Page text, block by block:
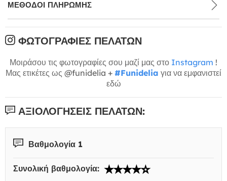
ΜΕΘΌΔΟΙ ΠΛΗΡΩΜΉΣ
ΦΩΤΟΓΡΑΦΊΕΣ ΠΕΛΑΤΏΝ
Μοιράσου τις φωτογραφίες σου μαζί μας στο Instagram !
Μας ετικέτες ως @funidelia + #Funidelia για να εμφανιστεί
εδώ
ΑΞΙΟΛΟΓΉΣΕΙΣ ΠΕΛΑΤΏΝ:
Βαθμολογία 1
Συνολική βαθμολογία: